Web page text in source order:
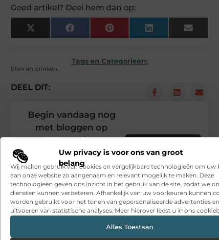
Uw privacy is voor ons van groot
belang
Wij maken gebruik van cookies en vergelijkbare technologieën om uw
aan onze website zo aangenaam en relevant mogelijk te maken. Deze
technologieën geven ons inzicht in het gebruik van de site, zodat we
diensten kunnen verbeteren. Afhankelijk van uw voorkeuren kunnen
worden gebruikt voor het tonen van gepersonaliseerde advertenties
uitvoeren van statistische analyses. Meer hierover leest u in ons
Alles Toestaan
Goed artikel? Deel hem dan op:
X
(Twitter)
Facebook Pinterest LinkedIn Email
Tags en Categorieën:
Eten en drinken
DEEL DIT:
Begin vandaag nog
met bloggen op
Wannagive
Registreer hier